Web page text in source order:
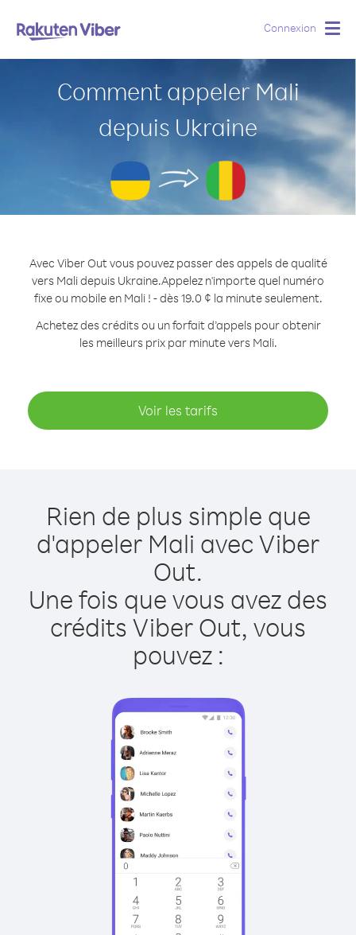
Connexion
Comment appeler Mali
depuis Ukraine
Avec Viber Out vous pouvez passer des appels de qualité
vers Mali depuis Ukraine.Appelez n'importe quel numéro
fixe ou mobile en Mali ! - dès 19.0 ¢ la minute seulement.
Achetez des crédits ou un forfait d’appels pour obtenir
les meilleurs prix par minute vers Mali.
Voir les tarifs
Rien de plus simple que
d'appeler Mali avec Viber
Out.
Une fois que vous avez des
crédits Viber Out, vous
pouvez :